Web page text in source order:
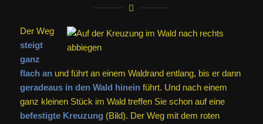
Der Weg
steigt
ganz
flach anund führt an einem Waldrand entlang, bis er dann
geradeaus in den Wald hineinführt. Und nach einem
ganz kleinen Stück im Wald treffen Sie schon auf eine
befestigte Kreuzung (Bild). Der Weg mit dem roten